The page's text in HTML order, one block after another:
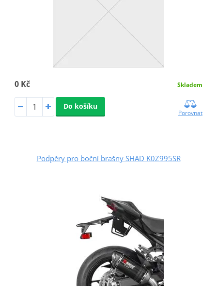
0 Kč Skladem
Do košíku
Porovnat
Podpěry pro boční brašny SHAD K0Z995SR